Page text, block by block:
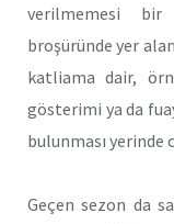
verilmemesi bir
broşüründe yer
katliama dair,
gösterimi ya da
bulunması yerinde
Geçen sezon da